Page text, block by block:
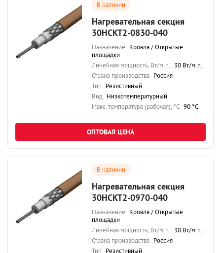
В наличии
Нагревательная секция
30НСКТ2-0830-040
Назначение Кровля / Открытые
площадки
Линейная мощность, Вт/м.п. 30 Вт/м.п.
Страна производства Россия
Тип Резистивный
Вид Низкотемпературный
Maкс. температура (рабочая), °C 90 °C
ОПТОВАЯ ЦЕНА
В наличии
Нагревательная секция
30НСКТ2-0970-040
Назначение Кровля / Открытые
площадки
Линейная мощность, Вт/м.п. 30 Вт/м.п.
Страна производства Россия
Тип Резистивный